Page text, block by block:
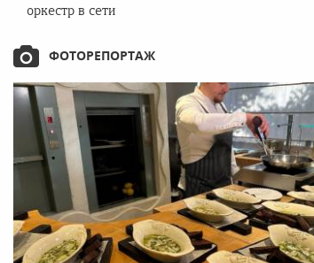
оркестр в сети
ФОТОРЕПОРТАЖ